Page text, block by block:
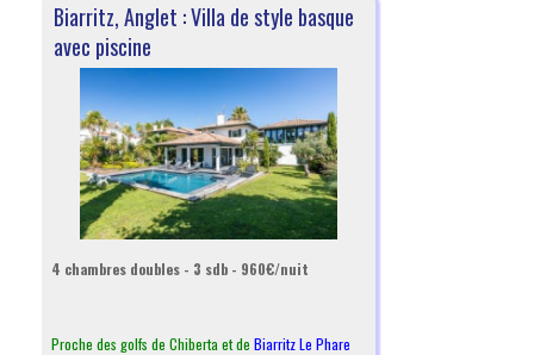
Biarritz, Anglet : Villa de style basque
avec piscine
4 chambres doubles - 3 sdb - 960€/nuit
Proche des golfs de Chiberta et de Biarritz Le Phare